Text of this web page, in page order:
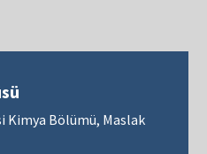
Kimya Bölümü, Maslak